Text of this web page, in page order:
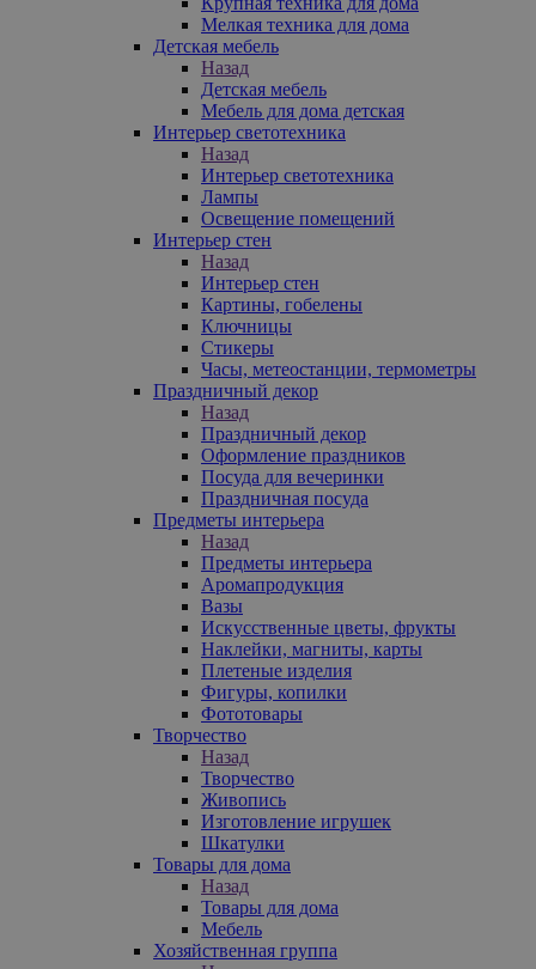
Мелкая техника для дома
Детская мебель
Назад
Детская мебель
Мебель для дома детская
Интерьер светотехника
Назад
Интерьер светотехника
Лампы
Освещение помещений
Интерьер стен
Назад
Интерьер стен
Картины, гобелены
Ключницы
Стикеры
Часы, метеостанции, термометры
Праздничный декор
Назад
Праздничный декор
Оформление праздников
Посуда для вечеринки
Праздничная посуда
Предметы интерьера
Назад
Предметы интерьера
Аромапродукция
Вазы
Искусственные цветы, фрукты
Наклейки, магниты, карты
Плетеные изделия
Фигуры, копилки
Фототовары
Творчество
Назад
Творчество
Живопись
Изготовление игрушек
Шкатулки
Товары для дома
Назад
Товары для дома
Мебель
Хозяйственная группа